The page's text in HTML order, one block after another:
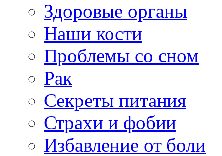
Здоровые органы
Наши кости
Проблемы со сном
Рак
Секреты питания
Страхи и фобии
Избавление от боли